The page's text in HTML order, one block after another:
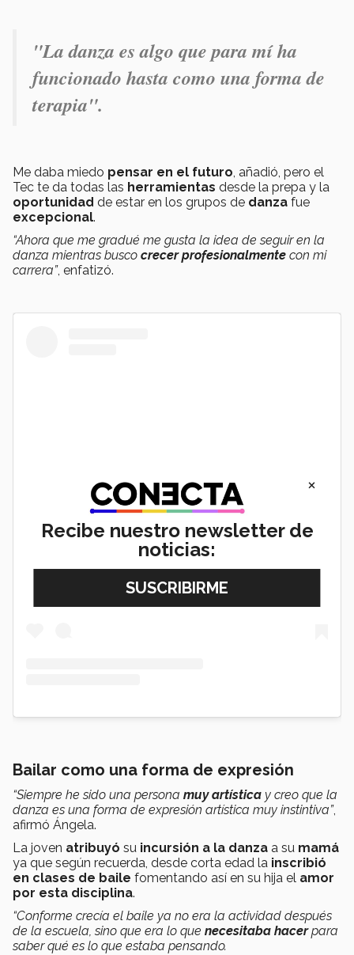
"La danza es algo que para mí ha
funcionado hasta como una forma de
terapia".
Me daba miedo pensar en el futuro, añadió, pero el
Tec te da todas las herramientas desde la prepa y la
oportunidad de estar en los grupos de danza fue
excepcional.
“Ahora que me gradué me gusta la idea de seguir en la
danza mientras busco crecer profesionalmente con mi
carrera”, enfatizó.
View this post on Instagram
Bailar como una forma de expresión
“Siempre he sido una persona muy artística y creo que la
danza es una forma de expresión artística muy instintiva”,
afirmó Ángela.
La joven atribuyó su incursión a la danza a su mamá
ya que según recuerda, desde corta edad la inscribió
en clases de baile fomentando así en su hija el amor
por esta disciplina.
“Conforme crecía el baile ya no era la actividad después
de la escuela, sino que era lo que necesitaba hacerpara
saber qué es lo que estaba pensando.
×
Recibe nuestro newsletter de
noticias: